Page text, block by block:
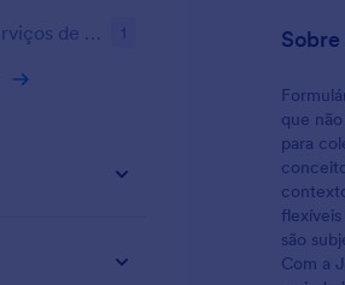
Sobre
que
para
são
Com a
Formulários para Serviços de Bem-estar 1